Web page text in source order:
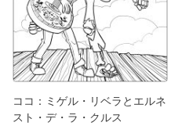
ココ：ミゲル・リベラとエルネ
スト・デ・ラ・クルス